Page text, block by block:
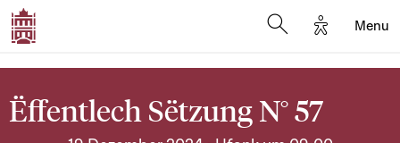
Options
Menu
Ëffentlech Sëtzung N° 57